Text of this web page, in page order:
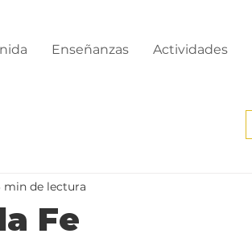
Enseñanzas Actividades
Fe
min de lectura